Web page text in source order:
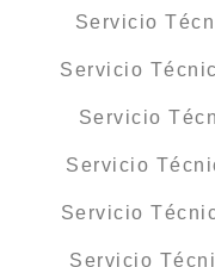
Servicio
Servicio
Servicio
Servicio
Servicio
Servicio